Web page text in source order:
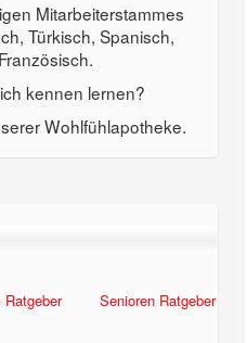
Mitarbeiterstammes
Türkisch, Spanisch,
kennen lernen?
Wohlfühlapotheke.
Ratgeber Senioren Ratgeber